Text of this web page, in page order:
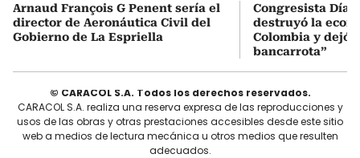
Arnaud François G Penent sería el
director de Aeronáutica Civil del
Gobierno de La Espriella
Congresista
destruyó la
Colombia y dejó
bancarrota”
© CARACOL S.A. Todos los derechos reservados.
CARACOL S.A. realiza una reserva expresa de las reproducciones y
usos de las obras y otras prestaciones accesibles desde este sitio
web a medios de lectura mecánica u otros medios que resulten
adecuados.